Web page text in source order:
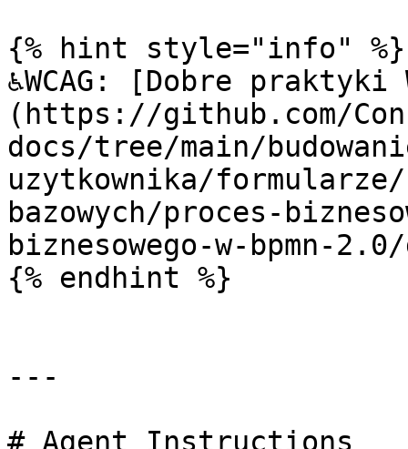
{% hint style="info" %}
♿WCAG: [Dobre
(https://github.com/
docs/tree/main/
uzytkownika/
bazowych/proces-
biznesowego-w-bpmn-
{% endhint %}
---
# Agent Instructions